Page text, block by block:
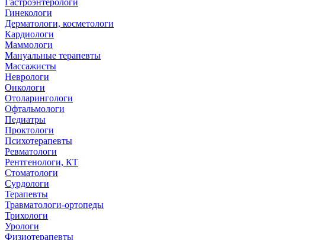
Гастроэнтерологи
Гинекологи
Дерматологи, косметологи
Кардиологи
Маммологи
Мануальные терапевты
Массажисты
Неврологи
Онкологи
Отоларингологи
Офтальмологи
Педиатры
Проктологи
Психотерапевты
Ревматологи
Рентгенологи, КТ
Стоматологи
Сурдологи
Терапевты
Травматологи-ортопеды
Трихологи
Урологи
Физиотерапевты